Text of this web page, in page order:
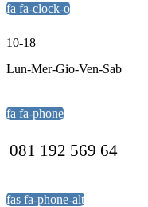
fa fa-clock-o
10-18
Lun-Mer-Gio-Ven-Sab
fa fa-phone
081 192 569 64
fas fa-phone-alt